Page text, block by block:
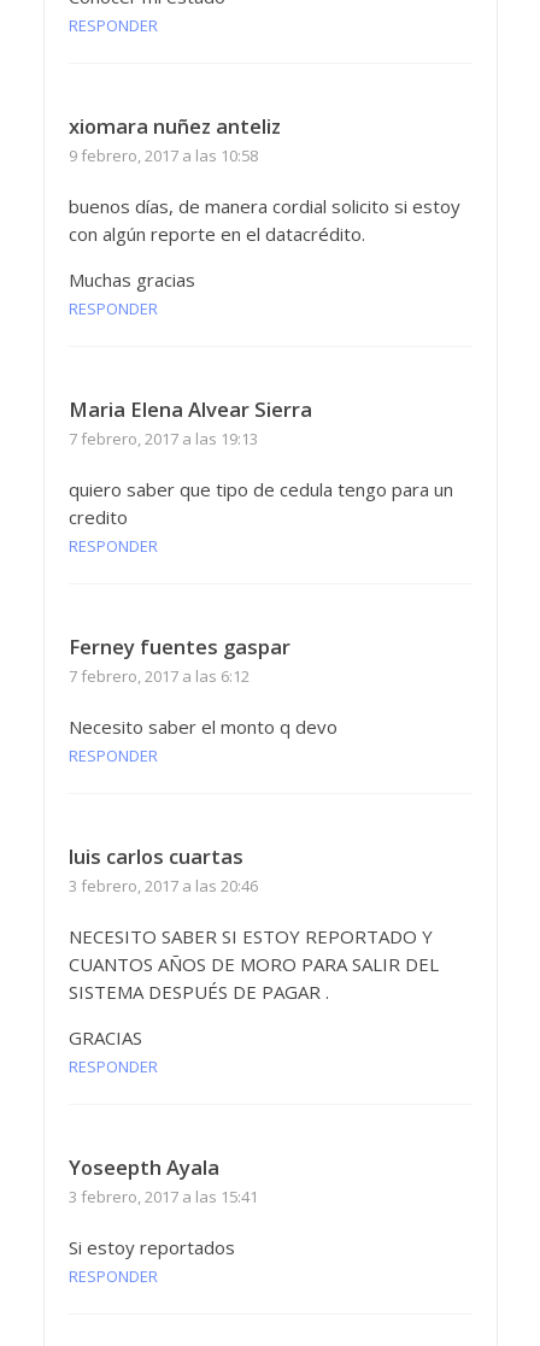
RESPONDER
xiomara nuñez anteliz
9 febrero, 2017 a las 10:58
buenos días, de manera cordial solicito si estoy
con algún reporte en el datacrédito.
Muchas gracias
RESPONDER
Maria Elena Alvear Sierra
7 febrero, 2017 a las 19:13
quiero saber que tipo de cedula tengo para un
credito
RESPONDER
Ferney fuentes gaspar
7 febrero, 2017 a las 6:12
Necesito saber el monto q devo
RESPONDER
luis carlos cuartas
3 febrero, 2017 a las 20:46
NECESITO SABER SI ESTOY REPORTADO Y
CUANTOS AÑOS DE MORO PARA SALIR DEL
SISTEMA DESPUÉS DE PAGAR .
GRACIAS
RESPONDER
Yoseepth Ayala
3 febrero, 2017 a las 15:41
Si estoy reportados
RESPONDER